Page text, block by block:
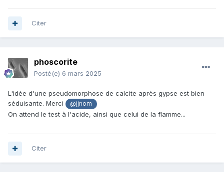
Citer
phoscorite
Posté(e) 6 mars 2025
L'idée d'une pseudomorphose de calcite après gypse est bien
séduisante. Merci
@jjnom
On attend le test à l'acide, ainsi que celui de la flamme...
Citer